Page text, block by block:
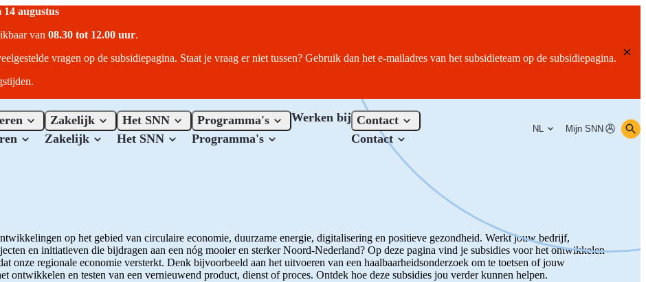
augustus
van 08.30 tot 12.00 uur.
vragen op de subsidiepagina. Staat je vraag er niet tussen? Gebruik dan het e-mailadres van het subsidieteam op de subsidiepagina.
Zakelijk
Zakelijk
Het SNN
Het SNN
Programma's
Programma's
Werken bij Contact
Contact
NL Mijn SNN
op het gebied van circulaire economie, duurzame energie, digitalisering en positieve gezondheid. Werkt jouw bedrijf,
en initiatieven die bijdragen aan een nóg mooier en sterker Noord-Nederland? Op deze pagina vind je subsidies voor het ontwikkelen
onze regionale economie versterkt. Denk bijvoorbeeld aan het uitvoeren van een haalbaarheidsonderzoek om te toetsen of jouw
ontwikkelen en testen van een vernieuwend product, dienst of proces. Ontdek hoe deze subsidies jou verder kunnen helpen.